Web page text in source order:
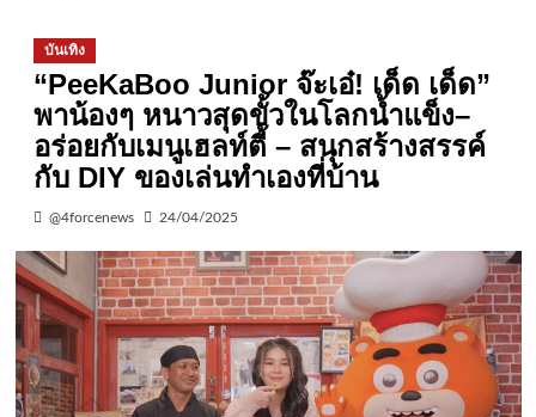
บันเทิง
“PeeKaBoo Junior จ๊ะเอ๋! เด็ด เด็ด”
พาน้องๆ หนาวสุดขั้วในโลกน้ำแข็ง–
อร่อยกับเมนูเฮลท์ตี้ – สนุกสร้างสรรค์
กับ DIY ของเล่นทำเองที่บ้าน
@4forcenews 24/04/2025